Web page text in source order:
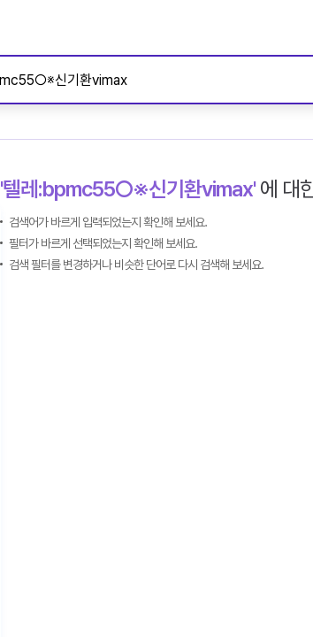
'텔레:bpmc55○※신기환vimax'에 대
검색어가 바르게 입력되었는지 확인해 보세요.
필터가 바르게 선택되었는지 확인해 보세요.
검색 필터를 변경하거나 비슷한 단어로 다시 검색해 보세요.